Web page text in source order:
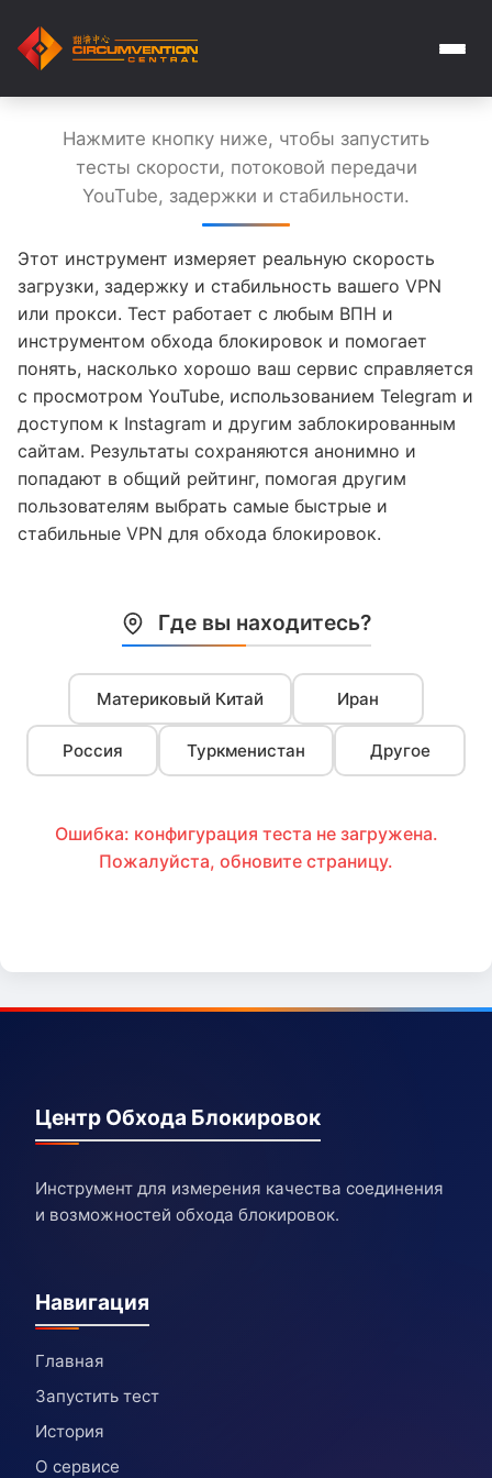
Нажмите кнопку ниже, чтобы запустить
тесты скорости, потоковой передачи
YouTube, задержки и стабильности.
Этот инструмент измеряет реальную скорость
загрузки, задержку и стабильность вашего VPN
или прокси. Тест работает с любым ВПН и
инструментом обхода блокировок и помогает
понять, насколько хорошо ваш сервис справляется
с просмотром YouTube, использованием Telegram и
доступом к Instagram и другим заблокированным
сайтам. Результаты сохраняются анонимно и
попадают в общий рейтинг, помогая другим
пользователям выбрать самые быстрые и
стабильные VPN для обхода блокировок.
Где вы находитесь?
Материковый Китай Иран
Россия Туркменистан Другое
Ошибка: конфигурация теста не загружена.
Пожалуйста, обновите страницу.
Центр Обхода Блокировок
Инструмент для измерения качества соединения
и возможностей обхода блокировок.
Навигация
Главная
Запустить тест
История
О сервисе